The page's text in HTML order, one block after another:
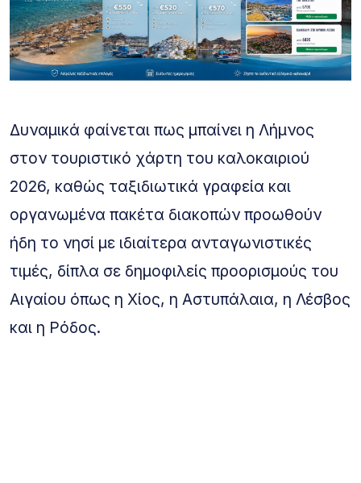
Δυναμικά φαίνεται πως μπαίνει η Λήμνος
στον τουριστικό χάρτη του καλοκαιριού
2026, καθώς ταξιδιωτικά γραφεία και
οργανωμένα πακέτα διακοπών προωθούν
ήδη το νησί με ιδιαίτερα ανταγωνιστικές
τιμές, δίπλα σε δημοφιλείς προορισμούς του
Αιγαίου όπως η Χίος, η Αστυπάλαια, η Λέσβος
και η Ρόδος.